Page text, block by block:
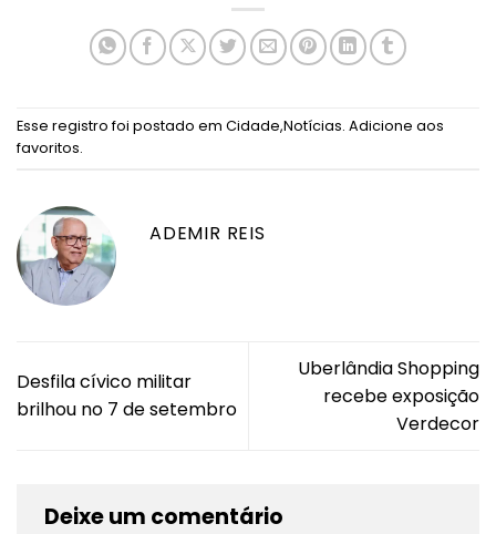
Esse registro foi postado em Cidade,Notícias. Adicione aos
favoritos.
ADEMIR REIS
Desfila cívico militar
brilhou no 7 de setembro
Uberlândia Shopping
recebe exposição
Verdecor
Deixe um comentário